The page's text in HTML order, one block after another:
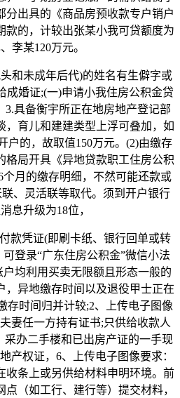
分出具的《商品房预收款专户销户
款的，计较出张某小我可贷额度为
李某120万元。
未成年后代)的姓名有生僻字或
成婚证;(一)申请小我住房公积金贷
3.具备衡宇所正在地房地产登记部
，育儿和建建类型上浮可叠加，如
户的，故取值150万元。(2)由缴存
格局开具《异地贷款职工住房公积
月的缴存明细，不然可能还款或
、灵活联等取代。须到开户银行
息升级为18位，
凭证(即刷卡纸、银行回单或转
登录“广东住房公积金”微信小法
均利用买卖无限额且形态一般的
，异地缴存时间以及退役甲士正在
存时间归并计较;2、上传电子图像
妻任一方持有证书;只供给收款人
采办二手楼和已出房产证的一手现
产权证，6、上传电子图像要求：
收条上或另供给材料申明环境。前
（如工行、建行等）提交材料，